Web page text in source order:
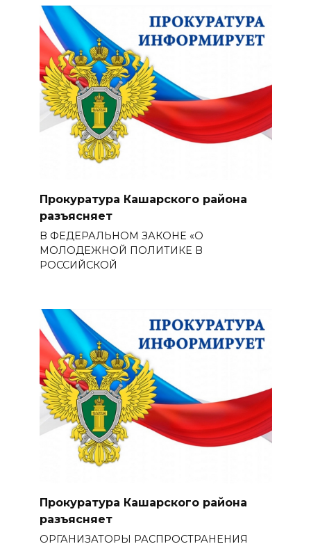
Прокуратура Кашарского района
разъясняет
В ФЕДЕРАЛЬНОМ ЗАКОНЕ «О
МОЛОДЕЖНОЙ ПОЛИТИКЕ В
РОССИЙСКОЙ
Прокуратура Кашарского района
разъясняет
ОРГАНИЗАТОРЫ РАСПРОСТРАНЕНИЯ